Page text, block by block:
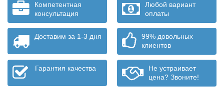
Компетентная
консультация
Любой вариант
оплаты
Доставим за 1-3 дня
99% довольных
клиентов
Гарантия качества
Не устраивает
цена? Звоните!